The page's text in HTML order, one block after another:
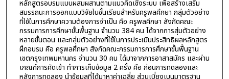
หลักสูตรอบรมแบบผสมผสานตามแนวคิดเชิงระบบ เพื่อสร้างเสริม
สมรรถนะการออกแบบวิจัยในชั้นเรียนสำหรับครูพลศึกษา กลุ่มตัวอย่าง
ที่ใช้ในการศึกษาความต้องการจำเป็น คือ ครูพลศึกษา สังกัดคณะ
กรรมการการศึกษาขั้นพื้นฐาน จำนวน 384 คน ได้จากการสุ่มตัวอย่าง
หลายขั้นตอน และกลุ่มตัวอย่างที่ใช้ในการประเมินประสิทธิผลหลักสูตร
ฝึกอบรม คือ ครูพลศึกษา สังกัดคณะกรรมการการศึกษาขั้นพื้นฐาน
เขตกรุงเทพมหานคร จำนวน 30 คน ได้มาจากการอาสาสมัคร และผ่าน
เกณฑ์การคัดเข้า ทำการเก็บข้อมูล 2 ครั้ง คือ ก่อนการทดลองและ
หลังการทดลอง นำข้อมูลที่ได้มาหาค่าเฉลี่ย ส่วนเบี่ยงเบนมาตรฐาน